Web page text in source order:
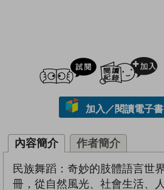
試閲
加入／閱讀電子書
內容簡介 作者簡介
民族舞蹈：奇妙的肢體語言
冊，從自然風光、社會生活、